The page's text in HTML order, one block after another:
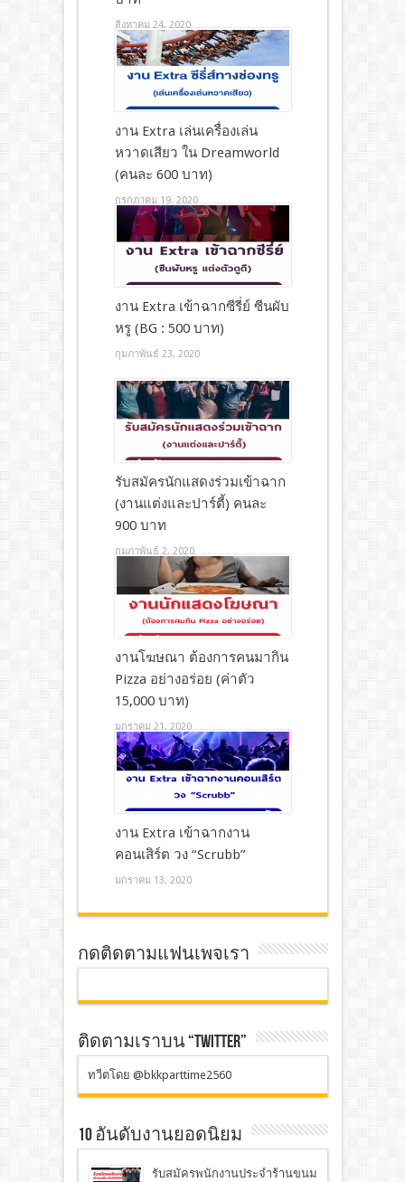
สิงหาคม 24, 2020
งาน Extra เล่นเครื่องเล่น
หวาดเสียว ใน Dreamworld
(คนละ 600 บาท)
กรกฎาคม 19, 2020
งาน Extra เข้าฉากซีรี่ย์ ซีนผับ
หรู (BG : 500 บาท)
กุมภาพันธ์ 23, 2020
รับสมัครนักแสดงร่วมเข้าฉาก
(งานแต่งและปาร์ตี้) คนละ
900 บาท
กุมภาพันธ์ 2, 2020
งานโฆษณา ต้องการคนมากิน
Pizza อย่างอร่อย (ค่าตัว
15,000 บาท)
มกราคม 21, 2020
งาน Extra เข้าฉากงาน
คอนเสิร์ต วง “Scrubb”
มกราคม 13, 2020
กดติดตามแฟนเพจเรา
ติดตามเราบน “TWITTER”
ทวีตโดย @bkkparttime2560
10 อันดับงานยอดนิยม
รับสมัครพนักงานประจำร้านขนม